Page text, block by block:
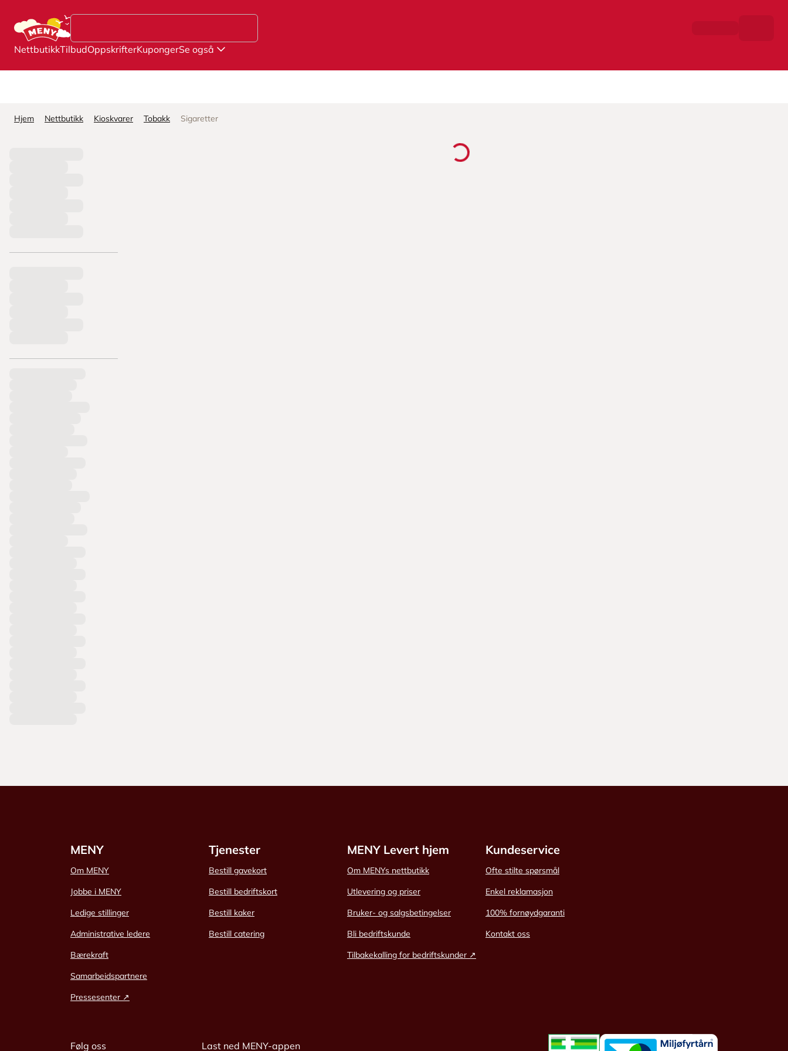
NettbutikkTilbudOppskrifterKupongerSe også
Hjem Nettbutikk Kioskvarer Tobakk Sigaretter
MENY
Om MENY
Jobbe i MENY
Ledige stillinger
Administrative ledere
Bærekraft
Samarbeidspartnere
Pressesenter ↗
Tjenester
Bestill gavekort
Bestill bedriftskort
Bestill kaker
Bestill catering
MENY Levert hjem
Om MENYs nettbutikk
Utlevering og priser
Bruker- og salgsbetingelser
Bli bedriftskunde
Tilbakekalling for bedriftskunder ↗
Kundeservice
Ofte stilte spørsmål
Enkel reklamasjon
100% fornøydgaranti
Kontakt oss
Følg oss Last ned MENY-appen